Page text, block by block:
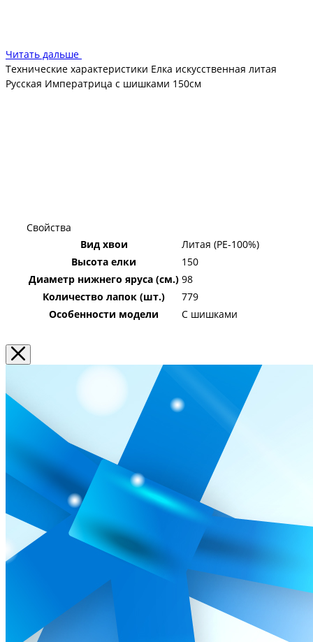
Читать дальше
Технические характеристики Елка искусственная литая
Русская Императрица с шишками 150см
Свойства
Вид хвои
Литая (PE-100%)
Высота елки
150
Диаметр нижнего яруса (см.) 98
Количество лапок (шт.)
779
Особенности модели
С шишками